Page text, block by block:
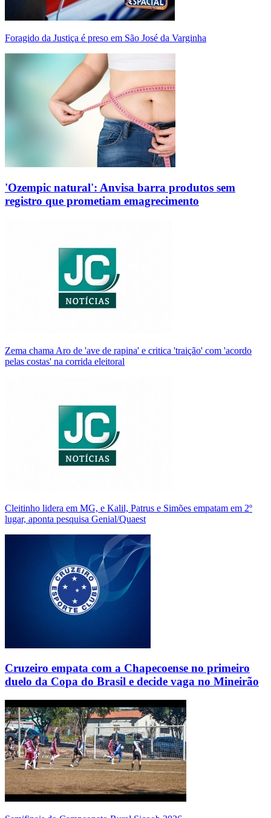
Foragido da Justiça é preso em São José da Varginha
'Ozempic natural': Anvisa barra produtos sem
registro que prometiam emagrecimento
Zema chama Aro de 'ave de rapina' e critica 'traição' com 'acordo
pelas costas' na corrida eleitoral
Cleitinho lidera em MG, e Kalil, Patrus e Simões empatam em 2º
lugar, aponta pesquisa Genial/Quaest
Cruzeiro empata com a Chapecoense no primeiro
duelo da Copa do Brasil e decide vaga no Mineirão